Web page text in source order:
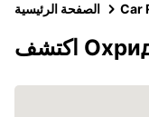
الصفحة الرئيسية Car